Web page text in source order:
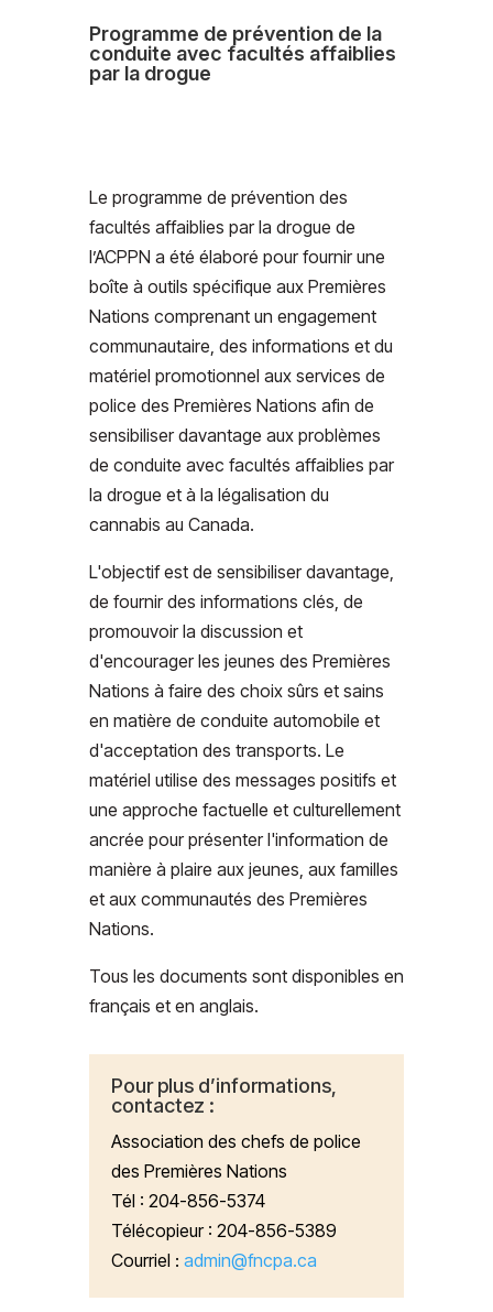
Programme de prévention de la
conduite avec facultés affaiblies
par la drogue
Le programme de prévention des
facultés affaiblies par la drogue de
l’ACPPN a été élaboré pour fournir une
boîte à outils spécifique aux Premières
Nations comprenant un engagement
communautaire, des informations et du
matériel promotionnel aux services de
police des Premières Nations afin de
sensibiliser davantage aux problèmes
de conduite avec facultés affaiblies par
la drogue et à la légalisation du
cannabis au Canada.
L'objectif est de sensibiliser davantage,
de fournir des informations clés, de
promouvoir la discussion et
d'encourager les jeunes des Premières
Nations à faire des choix sûrs et sains
en matière de conduite automobile et
d'acceptation des transports. Le
matériel utilise des messages positifs et
une approche factuelle et culturellement
ancrée pour présenter l'information de
manière à plaire aux jeunes, aux familles
et aux communautés des Premières
Nations.
Tous les documents sont disponibles en
français et en anglais.
Pour plus d’informations,
contactez :
Association des chefs de police
des Premières Nations
Tél : 204-856-5374
Télécopieur : 204-856-5389
Courriel : admin@fncpa.ca